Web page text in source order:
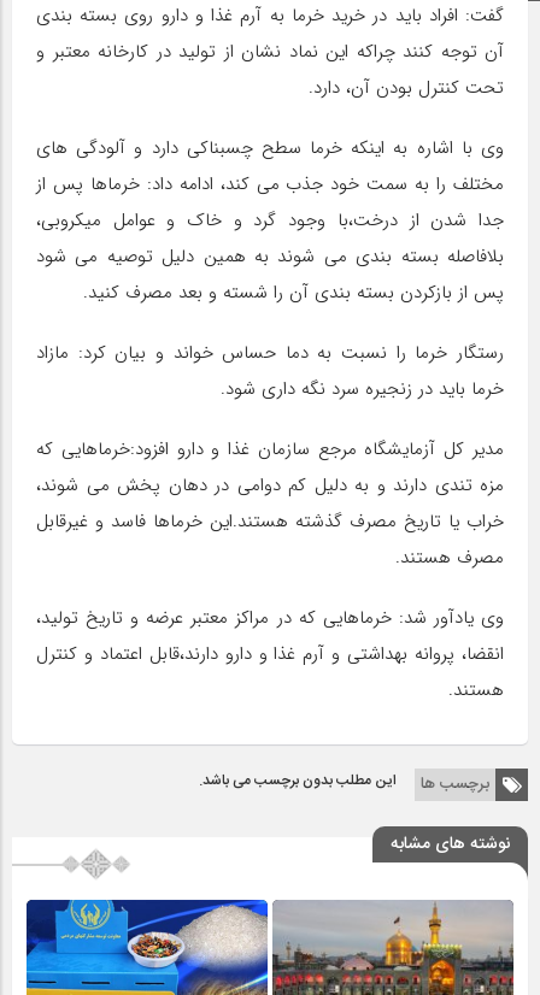
گفت: افراد باید در خرید خرما به آرم غذا و دارو روی بسته بندی
آن توجه کنند چراکه این نماد نشان از تولید در کارخانه معتبر و
تحت کنترل بودن آن، دارد.
وی با اشاره به اینکه خرما سطح چسبناکی دارد و آلودگی های
مختلف را به سمت خود جذب می کند، ادامه داد: خرماها پس از
جدا شدن از درخت،با وجود گرد و خاک و عوامل میکروبی،
بلافاصله بسته بندی می شوند به همین دلیل توصیه می شود
پس از بازکردن بسته بندی آن را شسته و بعد مصرف کنید.
رستگار خرما را نسبت به دما حساس خواند و بیان کرد: مازاد
خرما باید در زنجیره سرد نگه داری شود.
مدیر کل آزمایشگاه مرجع سازمان غذا و دارو افزود:خرماهایی که
مزه تندی دارند و به دلیل کم دوامی در دهان پخش می شوند،
خراب یا تاریخ مصرف گذشته هستند.این خرماها فاسد و غیرقابل
مصرف هستند.
وی یادآور شد: خرماهایی که در مراکز معتبر عرضه و تاریخ تولید،
انقضا، پروانه بهداشتی و آرم غذا و دارو دارند،قابل اعتماد و کنترل
هستند.
برچسب ها این مطلب بدون برچسب می باشد.
نوشته های مشابه